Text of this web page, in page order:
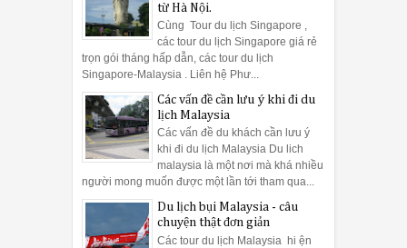
từ Hà Nội.
Cùng Tour du lịch Singapore ,
các tour du lịch Singapore giá rẻ
trọn gói tháng hấp dẫn, các tour du lịch
Singapore-Malaysia . Liên hệ Phư...
Các vấn đề cần lưu ý khi đi du
lịch Malaysia
Các vấn đề du khách cần lưu ý
khi đi du lịch Malaysia Du lich
malaysia là một nơi mà khá nhiều
người mong muốn được một lần tới tham qua...
Du lịch bụi Malaysia - câu
chuyện thật đơn giản
Các tour du lịch Malaysia hi ện